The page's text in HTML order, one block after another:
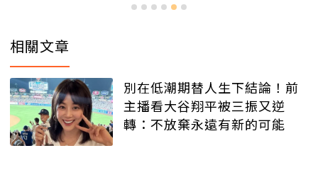
相關文章
別在低潮期替人生下結論！前
主播看大谷翔平被三振又逆
轉：不放棄永遠有新的可能